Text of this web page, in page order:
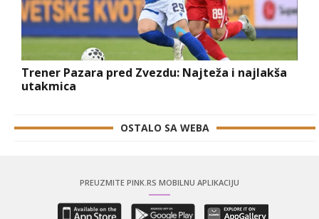
Trener Pazara pred Zvezdu: Najteža i najlakša
utakmica
OSTALO SA WEBA
PREUZMITE PINK.RS MOBILNU APLIKACIJU